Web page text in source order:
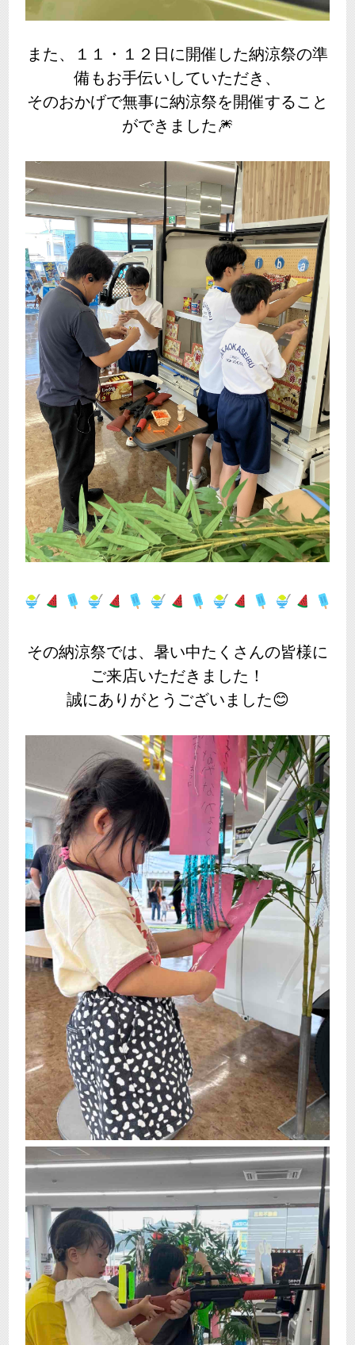
また、１１・１２日に開催した納涼祭の準
備も お手伝いしていただき、
そのおかげで無事に納涼祭を開催すること
ができました🎆
その納涼祭では、暑い中たくさんの皆様に
ご来店いただきました！
誠にありがとうございました😊